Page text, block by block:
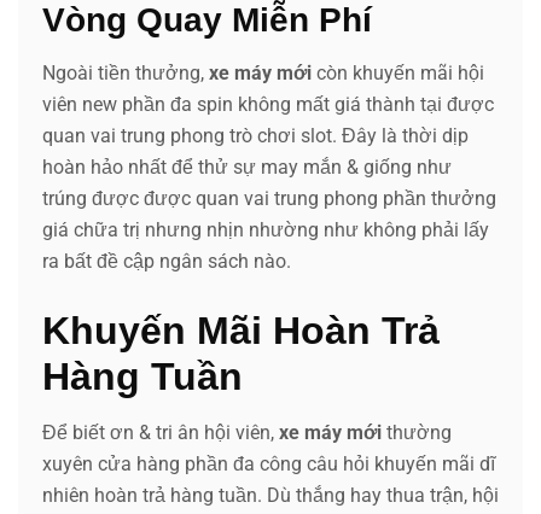
Vòng Quay Miễn Phí
Ngoài tiền thưởng, xe máy mới còn khuyến mãi hội
viên new phần đa spin không mất giá thành tại được
quan vai trung phong trò chơi slot. Đây là thời dịp
hoàn hảo nhất để thử sự may mắn & giống như
trúng được được quan vai trung phong phần thưởng
giá chữa trị nhưng nhịn nhường như không phải lấy
ra bất đề cập ngân sách nào.
Khuyến Mãi Hoàn Trả
Hàng Tuần
Để biết ơn & tri ân hội viên, xe máy mới thường
xuyên cửa hàng phần đa công câu hỏi khuyến mãi dĩ
nhiên hoàn trả hàng tuần. Dù thắng hay thua trận, hội